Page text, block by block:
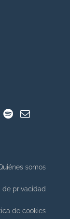
somos
de privacidad
de cookies